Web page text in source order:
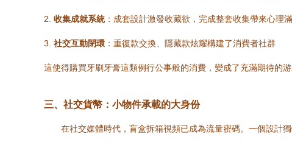
2. 收集成就系統：成套設計激發收藏欲，完成整套收集帶來心理
3. 社交互動閉環 ：重復款交換、隱藏款炫耀構建了消費者社群
這使得購買牙刷牙膏這類例行公事般的消費，變成了充滿期待的
三、社交貨幣：小物件承載的大身份
在社交媒體時代，盲盒拆箱視頻已成為流量密碼。一個設計